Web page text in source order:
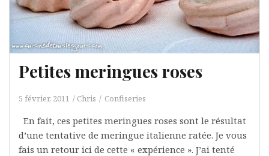
Petites meringues roses
5 février, 2011 Chris Confiseries
En fait, ces petites meringues roses sont le résultat
d’une tentative de meringue italienne ratée. Je vous
fais un retour ici de cette « expérience ». J’ai tenté